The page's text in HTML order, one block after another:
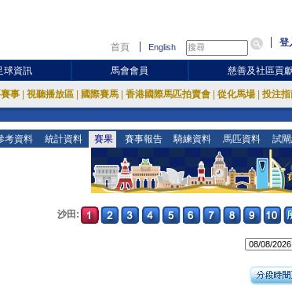
首頁 English 登
球資訊 馬會會員 慈善及社區貢
事 視聽播放區 國際賽馬 香港國際馬匹拍賣會 從化馬場 投注指
考資料 統計資料 賽果 賽事報告 騎練資料 馬匹資料 試
沙田: